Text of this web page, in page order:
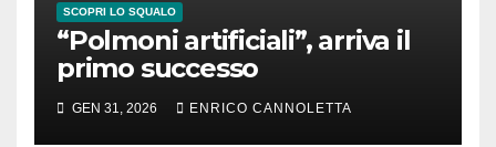
SCOPRI LO SQUALO
“Polmoni artificiali”, arriva il
primo successo
GEN 31, 2026 ENRICO CANNOLETTA